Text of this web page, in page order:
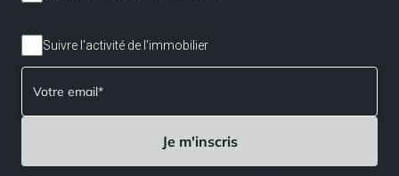
Suivre l'activité de l'immobilier